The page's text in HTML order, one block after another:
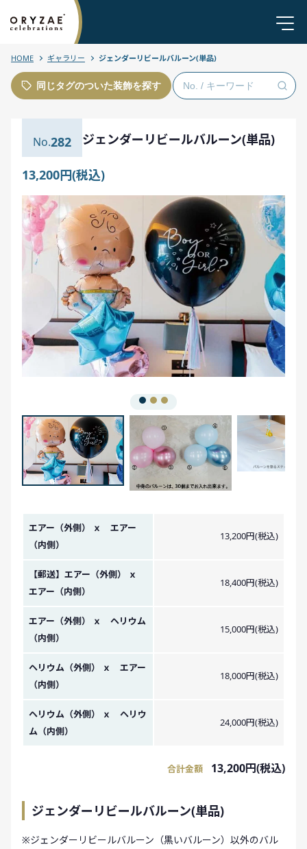
HOME ギャラリー ジェンダーリビールバルーン(単品)
同じタグのついた装飾を探す
282 ジェンダーリビールバルーン(単品)
13,200円(税込)
金額イメージ
エアー（外側） ｘ エアー
（内側）
13,200円(税込)
【郵送】エアー（外側） ｘ
エアー（内側）
18,400円(税込)
エアー（外側） ｘ ヘリウム
（内側）
15,000円(税込)
ヘリウム（外側） ｘ エアー
（内側）
18,000円(税込)
ヘリウム（外側） ｘ ヘリウ
ム（内側）
24,000円(税込)
合計金額 13,200円(税込)
ジェンダーリビールバルーン(単品)
※ジェンダーリビールバルーン（黒いバルーン）以外のバル